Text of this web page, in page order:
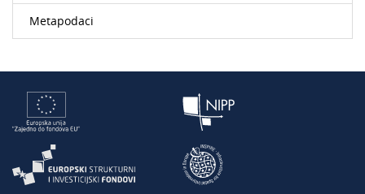
Metapodaci